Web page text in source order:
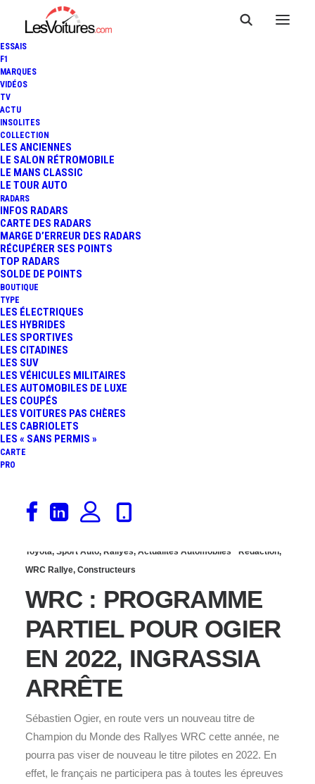
ESSAIS
F1
MARQUES
VIDÉOS
TV
ACTU
INSOLITES
COLLECTION
LES ANCIENNES
LE SALON RÉTROMOBILE
LE MANS CLASSIC
LE TOUR AUTO
RADARS
INFOS RADARS
CARTE DES RADARS
MARGE D’ERREUR DES RADARS
RÉCUPÉRER SES POINTS
TOP RADARS
SOLDE DE POINTS
BOUTIQUE
TYPE
LES ÉLECTRIQUES
LES HYBRIDES
LES SPORTIVES
LES CITADINES
LES SUV
LES VÉHICULES MILITAIRES
LES AUTOMOBILES DE LUXE
LES COUPÉS
LES VOITURES PAS CHÈRES
LES CABRIOLETS
LES « SANS PERMIS »
CARTE
PRO
21 novembre 2021
WRC – MONZA :
SÉBASTIEN OGIER
DÉCROCHE SON 8ÈME
TITRE MONDIAL
Toyota, Sport Auto, Rallyes, Actualités Automobiles Rédaction,
WRC Rallye, Constructeurs
WRC : PROGRAMME
PARTIEL POUR OGIER
EN 2022, INGRASSIA
ARRÊTE
Sébastien Ogier, en route vers un nouveau titre de
Champion du Monde des Rallyes WRC cette année, ne
pourra pas viser de nouveau le titre pilotes en 2022. En
effet, le français ne participera pas à toutes les épreuves